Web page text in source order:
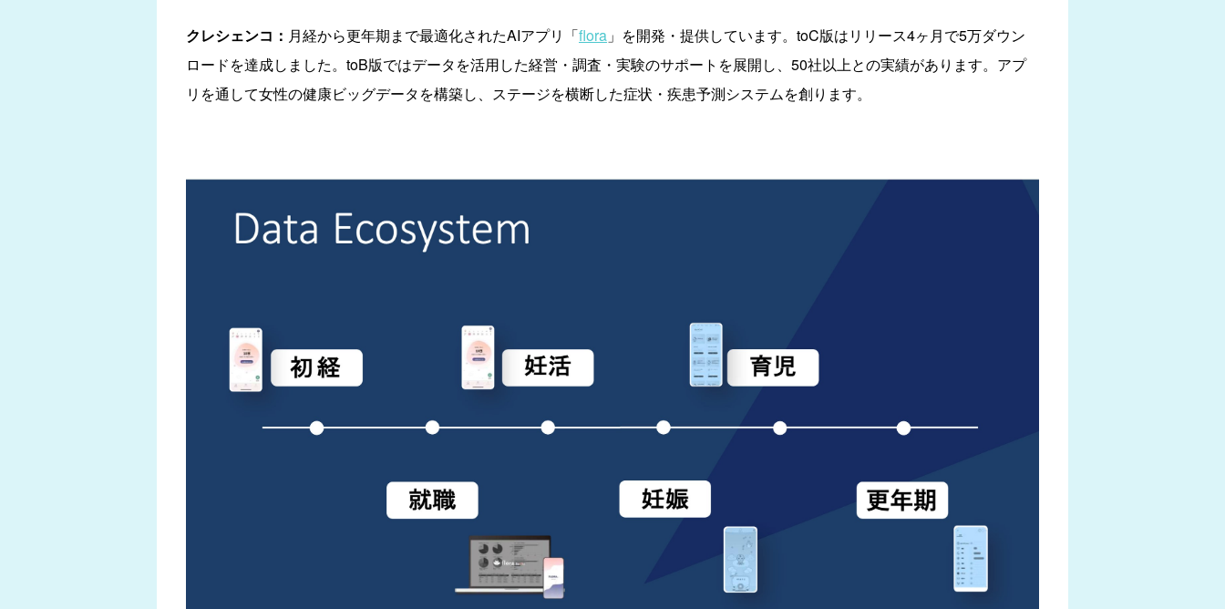
クレシェンコ： 月経から更年期まで最適化されたAIアプリ「flora 」を開発・提供しています。toC版はリリース4ヶ月で5万ダウン
ロードを達成しました。toB版ではデータを活用した経営・調査・実験のサポートを展開し、50社以上との実績があります。アプ
リを通して女性の健康ビッグデータを構築し、ステージを横断した症状・疾患予測システムを創ります。